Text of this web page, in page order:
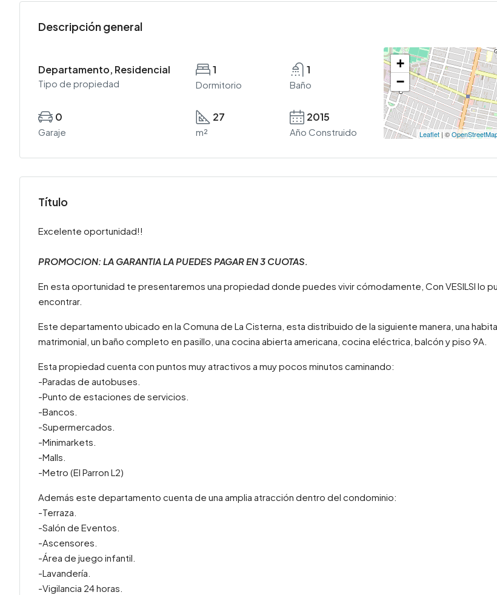
Descripción general
Departamento, Residencial
Tipo de propiedad
1
Dormitorio
1
Baño
0
Garaje
27
m²
2015
Año Construido
+
−
Leaflet| ©
Título
Excelente oportunidad!!
PROMOCION: LA GARANTIA LA PUEDES PAGAR EN 3 CUOTAS.
En esta oportunidad te presentaremos una propiedad donde puedes vivir cómodamente, Con VESILSI lo
encontrar.
Este departamento ubicado en la Comuna de La Cisterna, esta distribuido de la siguiente manera, una
matrimonial, un baño completo en pasillo, una cocina abierta americana, cocina eléctrica, balcón y piso 9A.
Esta propiedad cuenta con puntos muy atractivos a muy pocos minutos caminando:
-Paradas de autobuses.
-Punto de estaciones de servicios.
-Bancos.
-Supermercados.
-Minimarkets.
-Malls.
-Metro (El Parron L2)
Además este departamento cuenta de una amplia atracción dentro del condominio:
-Terraza.
-Salón de Eventos.
-Ascensores.
-Área de juego infantil.
-Lavandería.
-Vigilancia 24 horas.